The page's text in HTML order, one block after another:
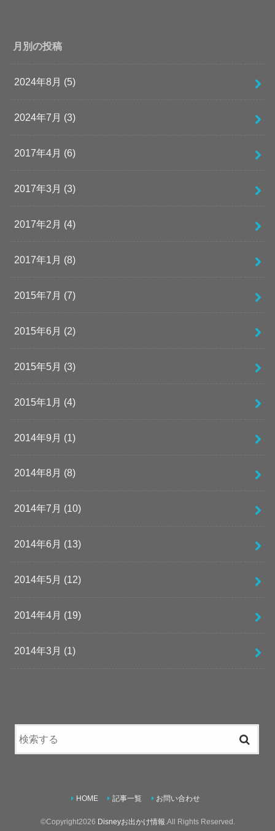
月別の投稿
2024年8月 (5)
2024年7月 (3)
2017年4月 (6)
2017年3月 (3)
2017年2月 (4)
2017年1月 (8)
2015年7月 (7)
2015年6月 (2)
2015年5月 (3)
2015年1月 (4)
2014年9月 (1)
2014年8月 (8)
2014年7月 (10)
2014年6月 (13)
2014年5月 (12)
2014年4月 (19)
2014年3月 (1)
HOME 記事一覧 お問い合わせ
©Copyright2026 Disneyお出かけ情報 .All Rights Reserved.